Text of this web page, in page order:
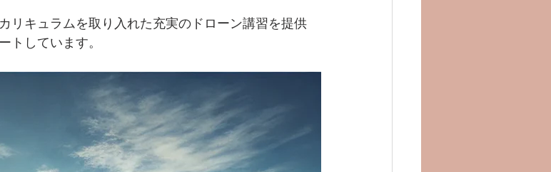
リキュラムを取り入れた充実のドローン講習を提供
トしています。